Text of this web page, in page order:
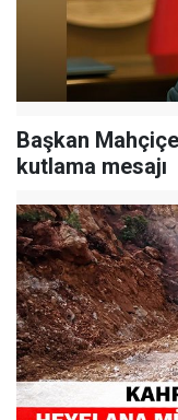
Başkan
kutlama mesajı